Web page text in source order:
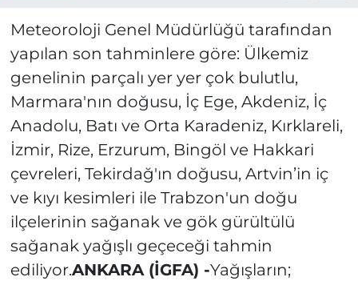
Meteoroloji Genel Müdürlüğü tarafından
yapılan son tahminlere göre: Ülkemiz
genelinin parçalı yer yer çok bulutlu,
Marmara'nın doğusu, İç Ege, Akdeniz, İç
Anadolu, Batı ve Orta Karadeniz, Kırklareli,
İzmir, Rize, Erzurum, Bingöl ve Hakkari
çevreleri, Tekirdağ'ın doğusu, Artvin’in iç
ve kıyı kesimleri ile Trabzon'un doğu
ilçelerinin sağanak ve gök gürültülü
sağanak yağışlı geçeceği tahmin
ediliyor.ANKARA (İGFA) -Yağışların;